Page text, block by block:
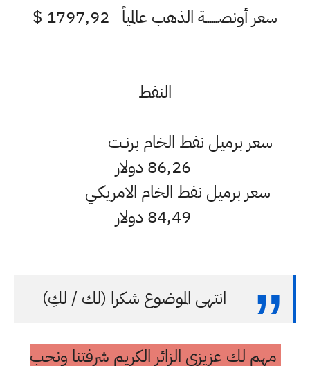
سعر أونصــــــة الذهب عالمياً 1797,92 $
النفط
سعر برميل نفط الخام برنـت
سعر برميل نفط الخام الامريكـي
انتهى الموضوع شكرا (لك / لكِ)
مهم لك عزيزي الزائر الكريم شرفتنا ونحب